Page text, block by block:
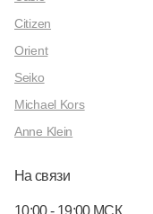
Citizen
Orient
Seiko
Michael Kors
Anne Klein
На связи
10:00 - 19:00 МСК